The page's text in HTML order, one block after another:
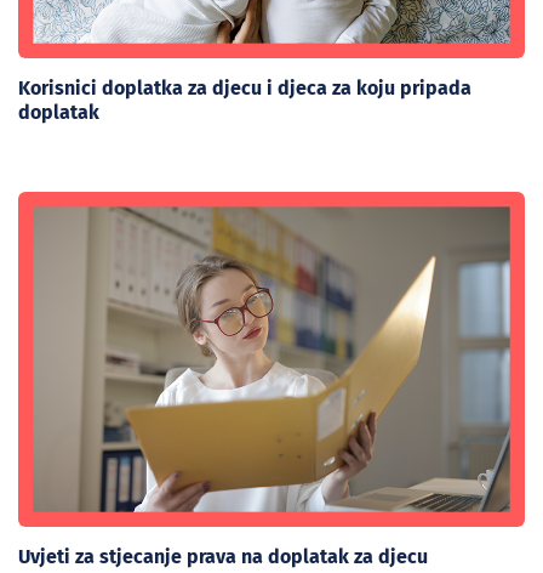
Korisnici doplatka za djecu i djeca za koju pripada
doplatak
Uvjeti za stjecanje prava na doplatak za djecu